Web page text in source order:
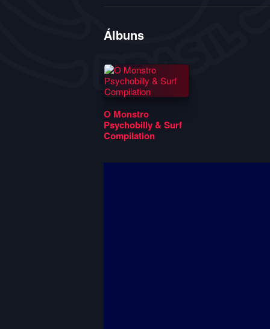
Álbuns
O Monstro
Psychobilly & Surf
Compilation